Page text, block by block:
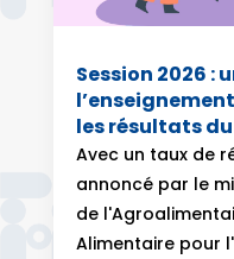
Session 2026 :
les résultats du
Avec un taux de
annoncé par le
de
Alimentaire pour